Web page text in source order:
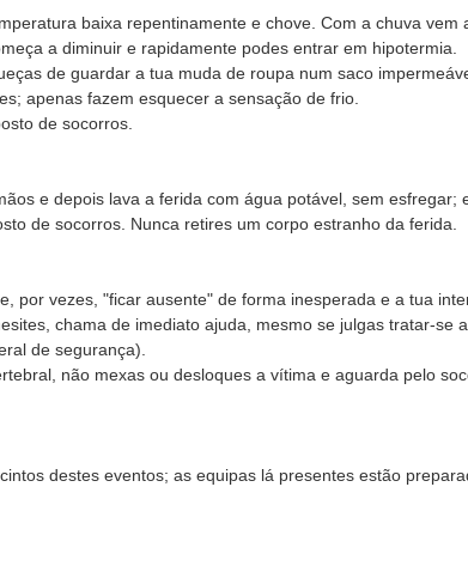
baixa repentinamente e chove. Com a chuva
a diminuir e rapidamente podes entrar em hipotermia.
de guardar a tua muda de roupa num saco
apenas fazem esquecer a sensação de frio.
de socorros.
e depois lava a ferida com água potável, sem
de socorros. Nunca retires um corpo estranho da ferida.
por vezes, "ficar ausente" de forma inesperada e a tua
chama de imediato ajuda, mesmo se julgas tratar-
de segurança).
não mexas ou desloques a vítima e aguarda pelo
destes eventos; as equipas lá presentes estão